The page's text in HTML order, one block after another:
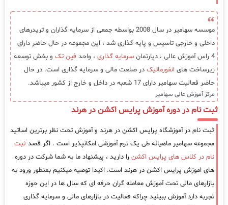
موسسه سهامیر در سال 2008 بواسطه جمعی از سرمایه گذاران و تریدرهای
داخلی و خارجی تاسیس و پایه گذاری شد ، این مجموعه در حال حاضر دارای
4 راس آموزش عالی ، دپارتمان
سرمایه گذاری ، واحد فین تک و بخش توسعه
زیرساخت های انفورماتیک در صنعت مالی و سرمایه گذاری است. در حال
حاضر فعالیت سهامیر دارای 17 شعبه در داخل و خارج از کشور میباشد.
مرکز آموزش عالی سهامیر
ثبت نام در دوره آموزش پرایس اکشن در هرند
ثبت نام در آموزشگاه پرایس اکشن در هرند و آموزش تحت نظر برترین اساتید
مجموعه سهامیر ماهیانه طی یک ترم آموزشی امکانپذیر است . اگر قصد ثبت
نام در کلاس های پرایس اکشن را دارید ، پیشنهاد ما به شما شرکت در دوره
های اموزش پرایس اکشن در هرند است. اکیدا توصیه میکنیم بمنظور ورود به
بازارهای مالی تحت آموزش معامله گران حرفه ای که سال ها در این حوزه
تجربه دارد آموزش ببینید چراکه فعالیت در بازارهای مالی و سرمایه گذاری